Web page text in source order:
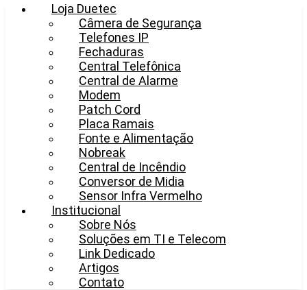
Loja Duetec
Câmera de Segurança
Telefones IP
Fechaduras
Central Telefônica
Central de Alarme
Modem
Patch Cord
Placa Ramais
Fonte e Alimentação
Nobreak
Central de Incêndio
Conversor de Midia
Sensor Infra Vermelho
Institucional
Sobre Nós
Soluções em TI e Telecom
Link Dedicado
Artigos
Contato